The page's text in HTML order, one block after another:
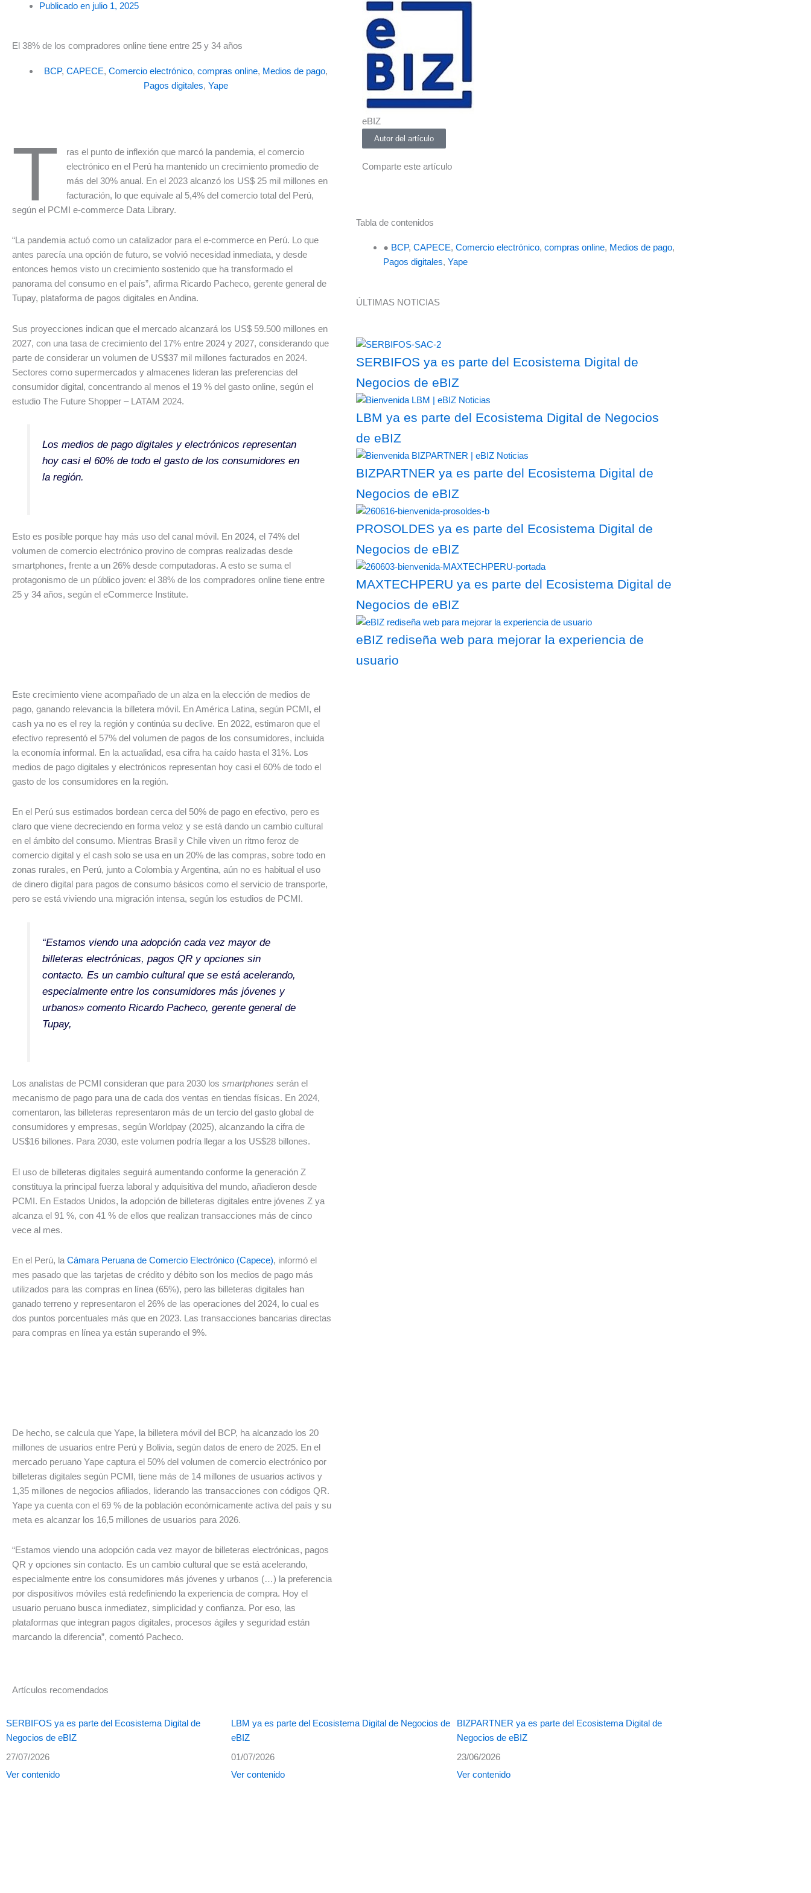
Publicado en julio 1, 2025
El 38% de los compradores online tiene entre 25 y 34 años
BCP, CAPECE, Comercio electrónico, compras online, Medios de pago,
Pagos digitales, Yape
T
ras el punto de inflexión que marcó la pandemia, el comercio
electrónico en el Perú ha mantenido un crecimiento promedio de
más del 30% anual. En el 2023 alcanzó los US$ 25 mil millones en
facturación, lo que equivale al 5,4% del comercio total del Perú,
según el PCMI e-commerce Data Library.
“La pandemia actuó como un catalizador para el e-commerce en Perú. Lo que
antes parecía una opción de futuro, se volvió necesidad inmediata, y desde
entonces hemos visto un crecimiento sostenido que ha transformado el
panorama del consumo en el país”, afirma Ricardo Pacheco, gerente general de
Tupay, plataforma de pagos digitales en Andina.
Sus proyecciones indican que el mercado alcanzará los US$ 59.500 millones en
2027, con una tasa de crecimiento del 17% entre 2024 y 2027, considerando que
parte de considerar un volumen de US$37 mil millones facturados en 2024.
Sectores como supermercados y almacenes lideran las preferencias del
consumidor digital, concentrando al menos el 19 % del gasto online, según el
estudio The Future Shopper – LATAM 2024.
Los medios de pago digitales y electrónicos representan
hoy casi el 60% de todo el gasto de los consumidores en
la región.
Esto es posible porque hay más uso del canal móvil. En 2024, el 74% del
volumen de comercio electrónico provino de compras realizadas desde
smartphones, frente a un 26% desde computadoras. A esto se suma el
protagonismo de un público joven: el 38% de los compradores online tiene entre
25 y 34 años, según el eCommerce Institute.
Este crecimiento viene acompañado de un alza en la elección de medios de
pago, ganando relevancia la billetera móvil. En América Latina, según PCMI, el
cash ya no es el rey la región y continúa su declive. En 2022, estimaron que el
efectivo representó el 57% del volumen de pagos de los consumidores, incluida
la economía informal. En la actualidad, esa cifra ha caído hasta el 31%. Los
medios de pago digitales y electrónicos representan hoy casi el 60% de todo el
gasto de los consumidores en la región.
En el Perú sus estimados bordean cerca del 50% de pago en efectivo, pero es
claro que viene decreciendo en forma veloz y se está dando un cambio cultural
en el ámbito del consumo. Mientras Brasil y Chile viven un ritmo feroz de
comercio digital y el cash solo se usa en un 20% de las compras, sobre todo en
zonas rurales, en Perú, junto a Colombia y Argentina, aún no es habitual el uso
de dinero digital para pagos de consumo básicos como el servicio de transporte,
pero se está viviendo una migración intensa, según los estudios de PCMI.
“Estamos viendo una adopción cada vez mayor de
billeteras electrónicas, pagos QR y opciones sin
contacto. Es un cambio cultural que se está acelerando,
especialmente entre los consumidores más jóvenes y
urbanos» comento Ricardo Pacheco, gerente general de
Tupay,
Los analistas de PCMI consideran que para 2030 los smartphones serán el
mecanismo de pago para una de cada dos ventas en tiendas físicas. En 2024,
comentaron, las billeteras representaron más de un tercio del gasto global de
consumidores y empresas, según Worldpay (2025), alcanzando la cifra de
US$16 billones. Para 2030, este volumen podría llegar a los US$28 billones.
El uso de billeteras digitales seguirá aumentando conforme la generación Z
constituya la principal fuerza laboral y adquisitiva del mundo, añadieron desde
PCMI. En Estados Unidos, la adopción de billeteras digitales entre jóvenes Z ya
alcanza el 91 %, con 41 % de ellos que realizan transacciones más de cinco
vece al mes.
En el Perú, la Cámara Peruana de Comercio Electrónico (Capece), informó el
mes pasado que las tarjetas de crédito y débito son los medios de pago más
utilizados para las compras en línea (65%), pero las billeteras digitales han
ganado terreno y representaron el 26% de las operaciones del 2024, lo cual es
dos puntos porcentuales más que en 2023. Las transacciones bancarias directas
para compras en línea ya están superando el 9%.
De hecho, se calcula que Yape, la billetera móvil del BCP, ha alcanzado los 20
millones de usuarios entre Perú y Bolivia, según datos de enero de 2025. En el
mercado peruano Yape captura el 50% del volumen de comercio electrónico por
billeteras digitales según PCMI, tiene más de 14 millones de usuarios activos y
1,35 millones de negocios afiliados, liderando las transacciones con códigos QR.
Yape ya cuenta con el 69 % de la población económicamente activa del país y su
meta es alcanzar los 16,5 millones de usuarios para 2026.
“Estamos viendo una adopción cada vez mayor de billeteras electrónicas, pagos
QR y opciones sin contacto. Es un cambio cultural que se está acelerando,
especialmente entre los consumidores más jóvenes y urbanos (…) la preferencia
por dispositivos móviles está redefiniendo la experiencia de compra. Hoy el
usuario peruano busca inmediatez, simplicidad y confianza. Por eso, las
plataformas que integran pagos digitales, procesos ágiles y seguridad están
marcando la diferencia”, comentó Pacheco.
eBIZ
Autor del artículo
Comparte este artículo
Tabla de contenidos
● BCP, CAPECE, Comercio electrónico, compras online, Medios de pago,
Pagos digitales, Yape
ÚLTIMAS NOTICIAS
SERBIFOS ya es parte del Ecosistema Digital de
Negocios de eBIZ
LBM ya es parte del Ecosistema Digital de Negocios
de eBIZ
BIZPARTNER ya es parte del Ecosistema Digital de
Negocios de eBIZ
PROSOLDES ya es parte del Ecosistema Digital de
Negocios de eBIZ
MAXTECHPERU ya es parte del Ecosistema Digital de
Negocios de eBIZ
eBIZ rediseña web para mejorar la experiencia de
usuario
Artículos recomendados
SERBIFOS ya es parte del Ecosistema Digital de
Negocios de eBIZ
27/07/2026
Ver contenido
LBM ya es parte del Ecosistema Digital de Negocios de
eBIZ
01/07/2026
Ver contenido
BIZPARTNER ya es parte del Ecosistema Digital de
Negocios de eBIZ
23/06/2026
Ver contenido